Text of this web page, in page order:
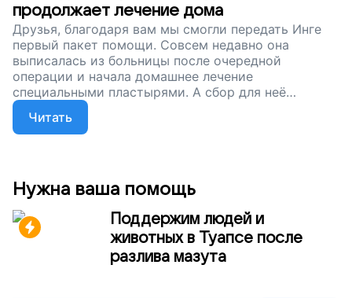
продолжает лечение дома
Друзья, благодаря вам мы смогли передать Инге
первый пакет помощи. Совсем недавно она
выписалась из больницы после очередной
операции и начала домашнее лечение
специальными пластырями. А сбор для неё
продолжается. Поможем сильной девочке
восстановиться после ожогов!
Читать
Нужна ваша помощь
Поддержим людей и
животных в Туапсе после
разлива мазута